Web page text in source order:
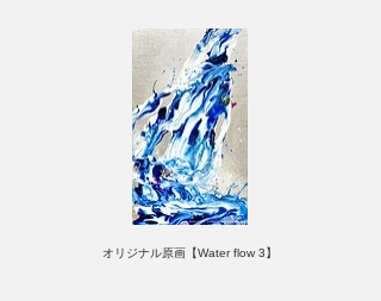
オリジナル原画【Water flow 3】